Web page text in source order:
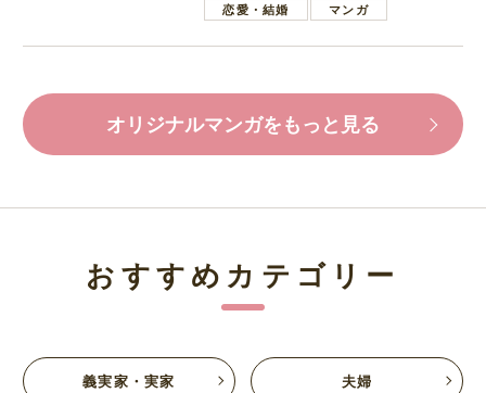
恋愛・結婚
マンガ
オリジナルマンガをもっと見る
おすすめカテゴリー
義実家・実家 夫婦